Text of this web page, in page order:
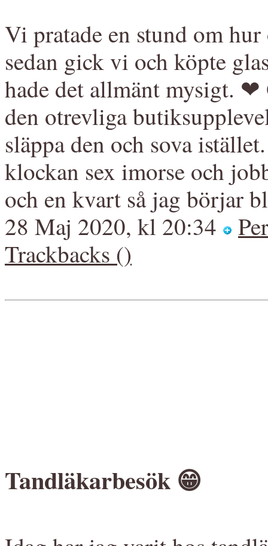
Vi pratade en stund om
sedan gick vi och köpte
hade det allmänt mysigt.
den otrevliga
släppa den och sova
klockan sex imorse och
och en kvart så jag börjar
28 Maj 2020, kl 20:34
Trackbacks ()
Tandläkarbesök 😁